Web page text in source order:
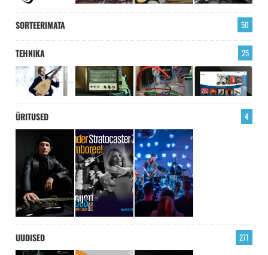
SORTEERIMATA 50
TEHNIKA 25
ÜRITUSED 4
UUDISED 271